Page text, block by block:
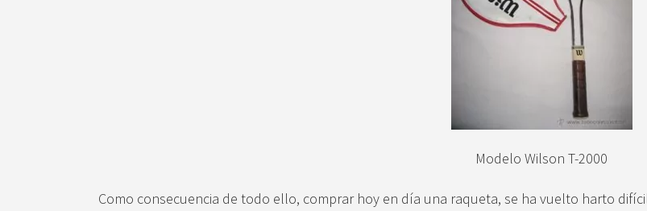
Modelo Wilson T-2000
Como consecuencia de todo ello, comprar hoy en día una raqueta, se ha vuelto harto